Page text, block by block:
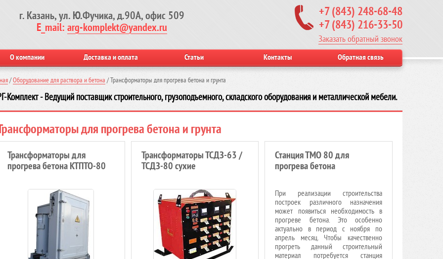
г. Казань, ул. Ю.Фучика, д.90А, офис 509
E_mail:arg-komplekt@yandex.ru
+7 (843) 248-68-48
+7 (843) 216-33-50
Заказать обратный звонок
О компании Доставка и оплата Статьи Контакты Обратная связь
/ Оборудование для раствора и бетона / Трансформаторы для прогрева бетона и грунта
Комплект - Ведущий поставщик строительного, грузоподъемного, складского оборудования и металлической мебели.
для прогрева бетона и грунта
Трансформаторы для
прогрева бетона КТПТО-80
Трансформаторы ТСДЗ-63 /
ТСДЗ-80 сухие
Станция ТМО 80 для
прогрева бетона
При реализации строительства
построек различного назначения
может появиться необходимость в
прогреве бетона. Это особенно
актуально в период с ноября по
апрель месяц. Чтобы качественно
прогреть данный строительный
материал потребуется станция